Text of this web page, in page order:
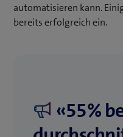
automatisieren kann.
bereits erfolgreich ein.
«55%